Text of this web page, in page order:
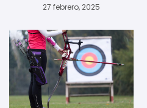
27 febrero, 2025